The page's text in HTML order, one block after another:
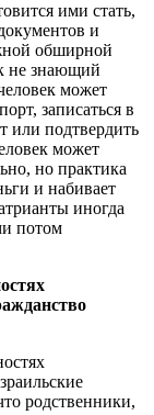
ими стать,
и
обширной
не знающий
может
записаться в
или подтвердить
может
но практика
и набивает
иногда
потом
родственники,